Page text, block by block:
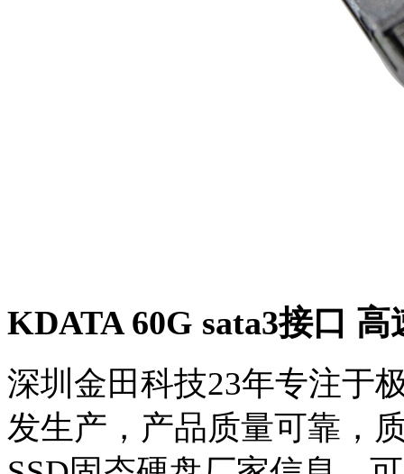
KDATA 60G sata3接口
深圳金田科技23年专注于
发生产，产品质量可靠，